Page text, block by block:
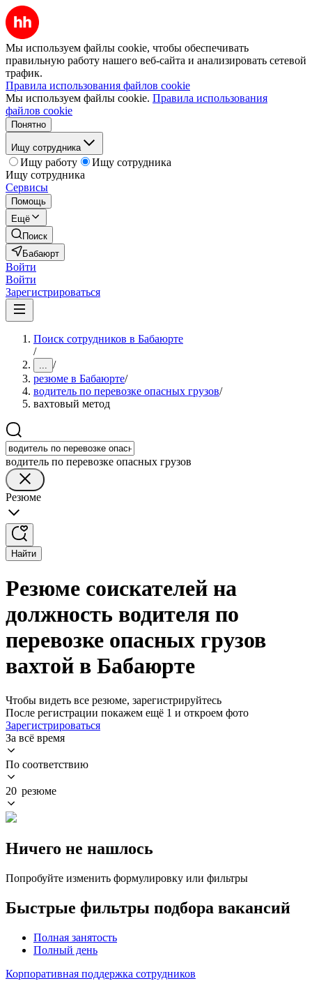
Мы используем файлы cookie, чтобы обеспечивать
правильную работу нашего веб-сайта и анализировать сетевой
трафик.
Правила использования файлов cookie
Мы используем файлы cookie. Правила использования
файлов cookie
Понятно
Ищу сотрудника
Ищу работу
Ищу сотрудника
Ищу сотрудника
Сервисы
Помощь
Ещё
Поиск
Бабаюрт
Войти
Войти
Зарегистрироваться
Поиск сотрудников в Бабаюрте
/
... /
резюме в Бабаюрте/
водитель по перевозке опасных грузов/
вахтовый метод
водитель по перевозке опасных грузов
Резюме
Найти
Резюме соискателей на
должность водителя по
перевозке опасных грузов
вахтой в Бабаюрте
Чтобы видеть все резюме, зарегистрируйтесь
После регистрации покажем ещё 1 и откроем фото
Зарегистрироваться
За всё время
По соответствию
20 резюме
Ничего не нашлось
Попробуйте изменить формулировку или фильтры
Быстрые фильтры подбора вакансий
Полная занятость
Полный день
Корпоративная поддержка сотрудников